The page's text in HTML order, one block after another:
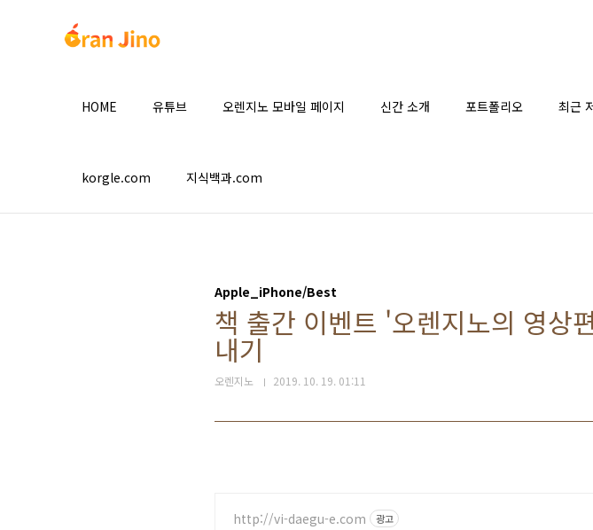
HOME 유튜브 오렌지노 모바일 페이지 신간 소개 포트폴리오 최근
korgle.com 지식백과.com
Apple_iPhone/Best
책 출간 이벤트 '오렌지노의 영상
내기
오렌지노 2019. 10. 19. 01:11
http://vi-daegu-e.com 광고